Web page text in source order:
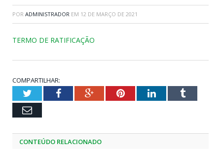
POR ADMINISTRADOR EM 12 DE MARÇO DE 2021
TERMO DE RATIFICAÇÃO
COMPARTILHAR:
TwitterFacebookGoogle+PinterestLinkedInTumblr
Email
CONTEÚDO RELACIONADO